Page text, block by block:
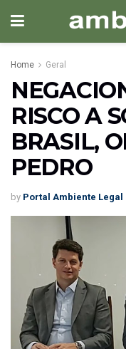
Home Geral
RISCO A
BRASIL,
PEDRO
by Portal Ambiente Legal